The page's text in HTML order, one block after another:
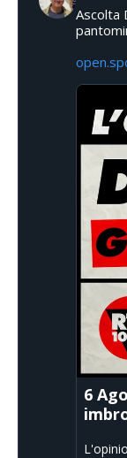
Ascolta
6